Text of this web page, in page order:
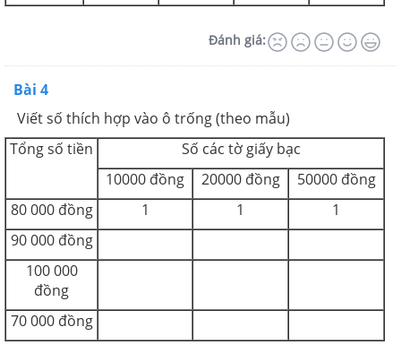
Đánh giá:
Bài 4
Viết số thích hợp vào ô trống (theo mẫu)
Tổng số tiền
Số các tờ giấy bạc
10000 đồng
20000 đồng
50000 đồng
80 000 đồng
1 1
1
90 000 đồng
100 000
đồng
70 000 đồng